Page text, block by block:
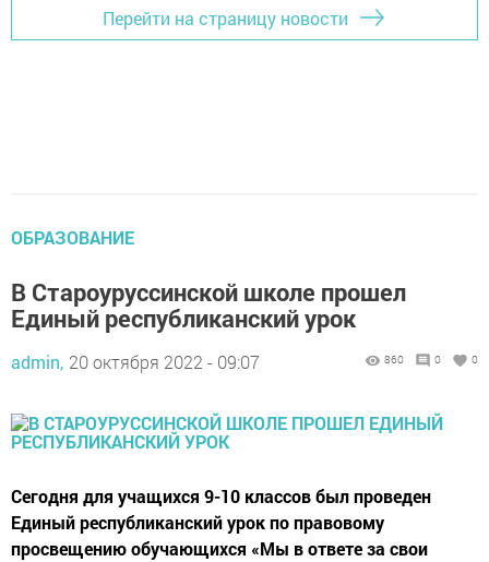
Перейти на страницу новости
ОБРАЗОВАНИЕ
В Староуруссинской школе прошел
Единый республиканский урок
admin, 20 октября 2022 - 09:07 860 0 0
Сегодня для учащихся 9-10 классов был проведен
Единый республиканский урок по правовому
просвещению обучающихся «Мы в ответе за свои